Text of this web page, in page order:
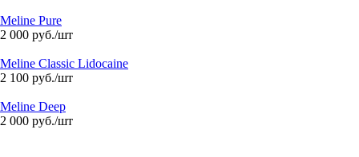
Meline Pure
2 000 руб./шт
Meline Classic Lidocaine
2 100 руб./шт
Meline Deep
2 000 руб./шт